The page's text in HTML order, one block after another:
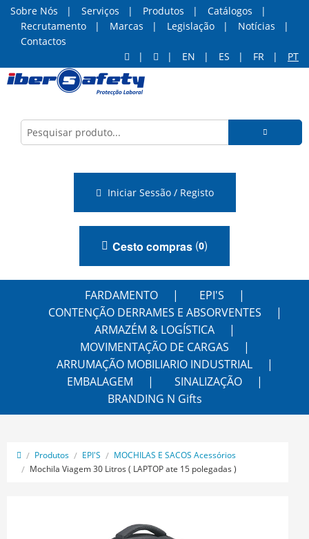
Sobre Nós Serviços Produtos
Catálogos
Recrutamento
Marcas Legislação
Notícias
Contactos
EN
ES FR PT
Iniciar Sessão / Registo
Cesto compras (0)
FARDAMENTO
EPI'S
CONTENÇÃO DERRAMES E ABSORVENTES
ARMAZÉM & LOGÍSTICA
MOVIMENTAÇÃO DE CARGAS
ARRUMAÇÃO MOBILIARIO INDUSTRIAL
EMBALAGEM
SINALIZAÇÃO
BRANDING N Gifts
Produtos EPI'S
MOCHILAS E SACOS Acessórios
Mochila Viagem 30 Litros ( LAPTOP ate 15 polegadas )